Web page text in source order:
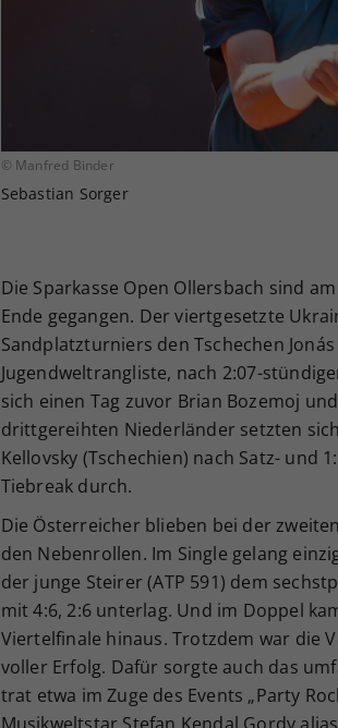
© Manfred Binder
Sebastian Sorger
Die Sparkasse Open Ollersbach sind
Ende gegangen. Der viertgesetzte
Sandplatzturniers den Tschechen
Jugendweltrangliste, nach 2:07-
sich einen Tag zuvor Brian Bozemoj
drittgereihten Niederländer setzten
Kellovsky (Tschechien) nach Satz- und
Tiebreak durch.
Die Österreicher blieben bei der
den Nebenrollen. Im Single gelang
der junge Steirer (ATP 591) dem
mit 4:6, 2:6 unterlag. Und im Doppel
Viertelfinale hinaus. Trotzdem war die
voller Erfolg. Dafür sorgte auch das
trat etwa im Zuge des Events „Party